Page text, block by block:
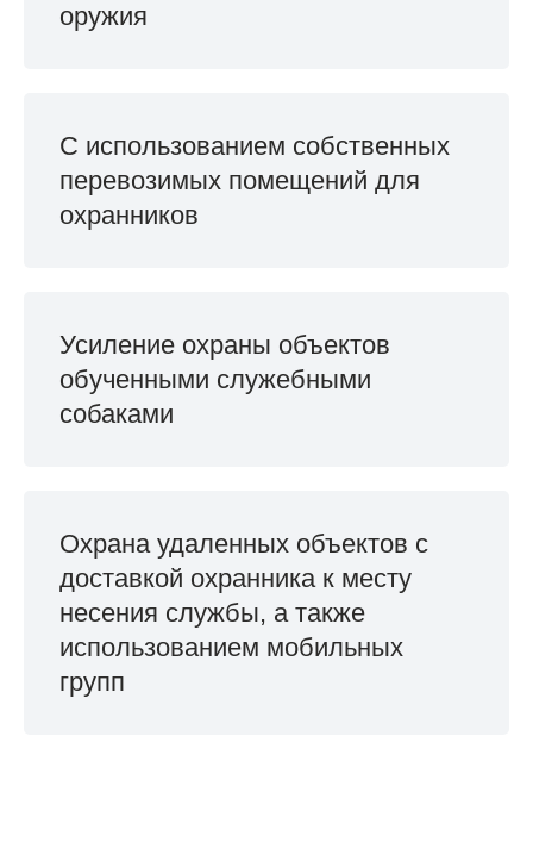
оружия
С использованием собственных
перевозимых помещений для
охранников
Усиление охраны объектов
обученными служебными
собаками
Охрана удаленных объектов с
доставкой охранника к месту
несения службы, а также
использованием мобильных
групп